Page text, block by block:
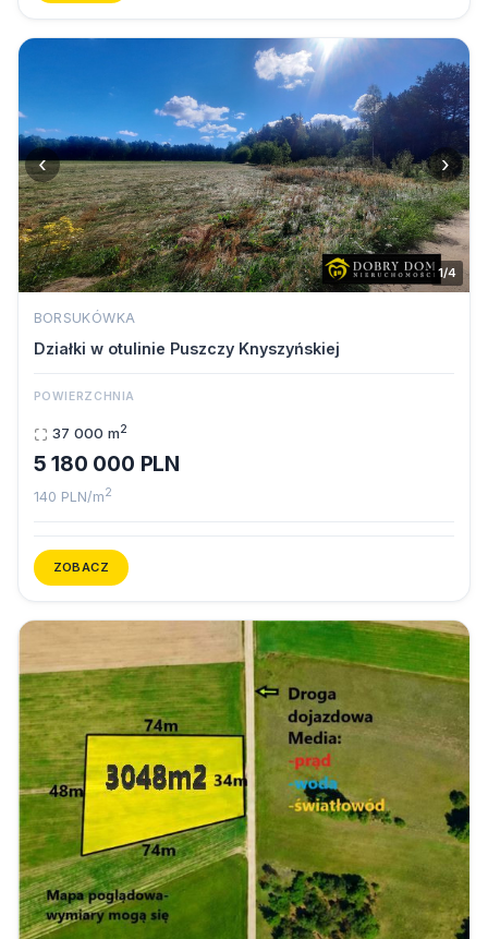
‹ ›
1/4
BORSUKÓWKA
Działki w otulinie Puszczy Knyszyńskiej
POWIERZCHNIA
37 000 m2
5 180 000 PLN
140 PLN/m2
ZOBACZ